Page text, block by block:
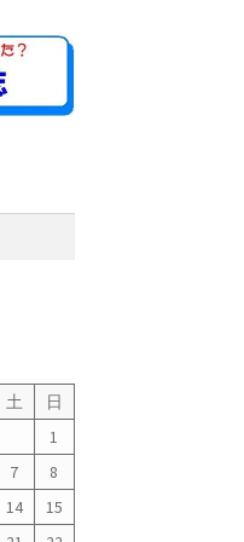
土
日
1
7
8
14
15